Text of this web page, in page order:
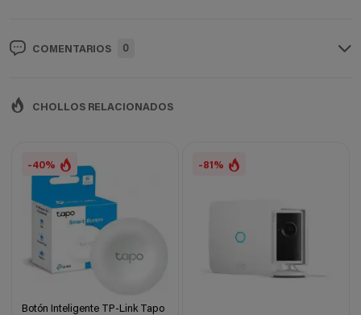
COMENTARIOS 0
CHOLLOS RELACIONADOS
-40%
Botón Inteligente TP-Link Tapo
-81%